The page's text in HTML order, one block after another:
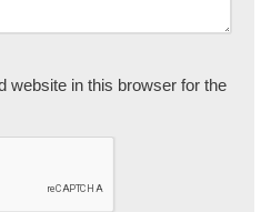
website in this browser for the